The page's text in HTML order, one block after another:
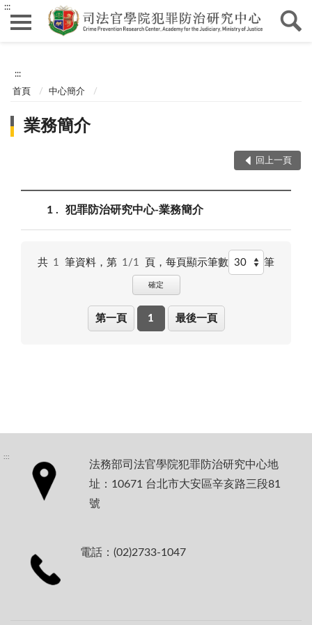
:::
:::
首頁 中心簡介
業務簡介
回上一頁
1 犯罪防治研究中心-業務簡介
共 1 筆資料，第 1/1 頁， 每頁顯示筆數 筆
確定
第一頁 1 最後一頁
:::
法務部司法官學院犯罪防治研究中心地
址：10671 台北市大安區辛亥路三段81
號
電話：(02)2733-1047